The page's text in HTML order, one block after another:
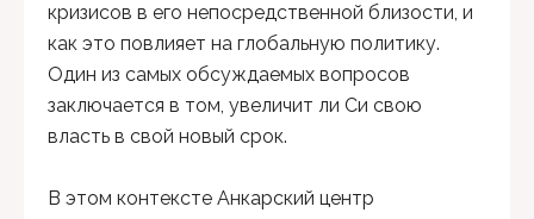
кризисов в его непосредственной близости, и
как это повлияет на глобальную политику.
Один из самых обсуждаемых вопросов
заключается в том, увеличит ли Си свою
власть в свой новый срок.
В этом контексте Анкарский центр